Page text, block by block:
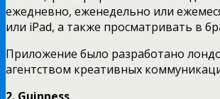
ежедневно, еженедельно или
или iPad, а также просматривать в
Приложение было разработано
агентством креативных